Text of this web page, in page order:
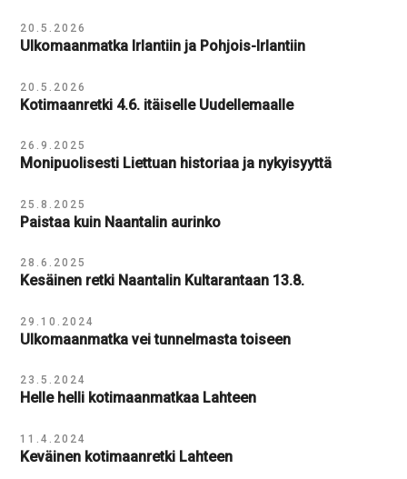
20.5.2026
Ulkomaanmatka Irlantiin ja Pohjois-Irlantiin
20.5.2026
Kotimaanretki 4.6. itäiselle Uudellemaalle
26.9.2025
Monipuolisesti Liettuan historiaa ja nykyisyyttä
25.8.2025
Paistaa kuin Naantalin aurinko
28.6.2025
Kesäinen retki Naantalin Kultarantaan 13.8.
29.10.2024
Ulkomaanmatka vei tunnelmasta toiseen
23.5.2024
Helle helli kotimaanmatkaa Lahteen
11.4.2024
Keväinen kotimaanretki Lahteen